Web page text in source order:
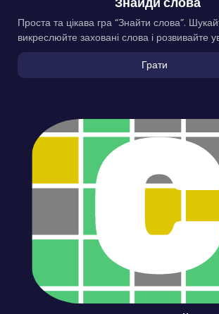
Проста та цікава гра “Знайти слова”.
викреслюйте заховані слова і розвивайте
Грати